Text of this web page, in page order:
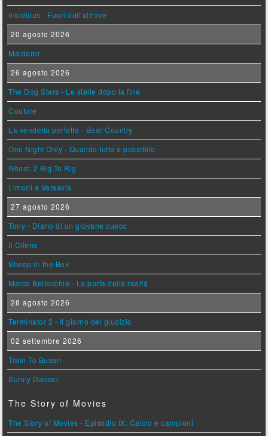
Insidious - Fuori dall'altrove
20 agosto 2026
Maldoror
26 agosto 2026
The Dog Stars - Le stelle dopo la fine
Couture
La vendetta perfetta - Bear Country
One Night Only - Quando tutto è possibile
Ghost: 2 Big To Rig
Limoni a Varsavia
27 agosto 2026
Tony - Diario di un giovane cuoco
Il Cileno
Sheep in the Box
Marco Bellocchio - La porta della realtà
28 agosto 2026
Terminator 2 - Il giorno del giudizio
02 settembre 2026
Train To Busan
Sunny Dancer
The Story of Movies
The Story of Movies - Episodio IX: Calcio e campioni